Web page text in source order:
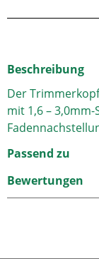
Beschreibung
Der
mit 1,6 –
Passend zu
Bewertungen